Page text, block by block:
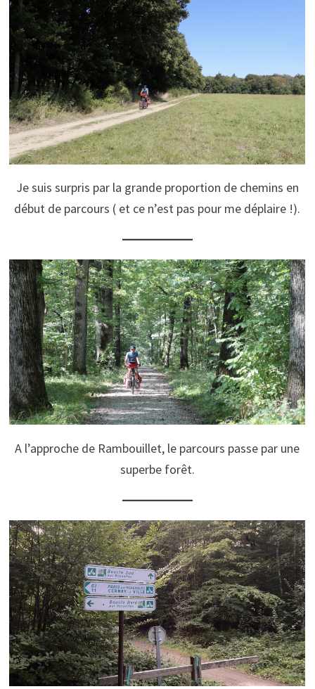
Je suis surpris par la grande proportion de chemins en
début de parcours ( et ce n’est pas pour me déplaire !).
A l’approche de Rambouillet, le parcours passe par une
superbe forêt.